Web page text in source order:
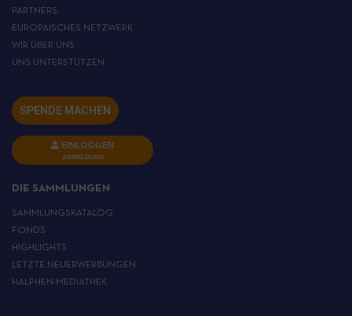
PARTNERS
EUROPÄISCHES NETZWERK
WIR ÜBER UNS
UNS UNTERSTÜTZEN
SPENDE MACHEN
EINLOGGEN
ANMELDUNG
DIE SAMMLUNGEN
SAMMLUNGSKATALOG
FONDS
HIGHLIGHTS
LETZTE NEUERWERBUNGEN
HALPHEN-MEDIATHEK